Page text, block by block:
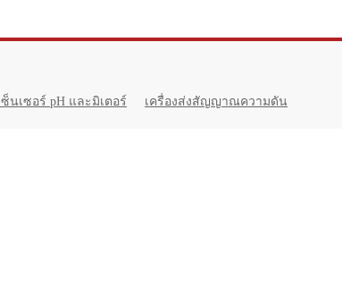
ซ็นเซอร์ pH และมิเตอร์ เครื่องส่งสัญญาณความดัน